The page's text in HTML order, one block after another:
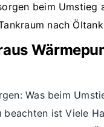
Was beim
beachten ist Viele